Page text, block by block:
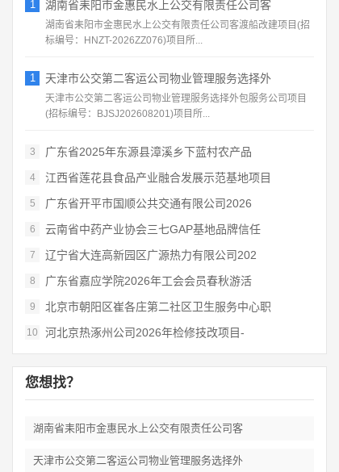
1 湖南省耒阳市金惠民水上公交有限责任公司客
湖南省耒阳市金惠民水上公交有限责任公司客渡船改建项目(招
标编号：HNZT-2026ZZ076)项目所...
1 天津市公交第二客运公司物业管理服务选择外
天津市公交第二客运公司物业管理服务选择外包服务公司项目
(招标编号：BJSJ202608201)项目所...
3 广东省2025年东源县漳溪乡下蓝村农产品
4 江西省莲花县食品产业融合发展示范基地项目
5 广东省开平市国顺公共交通有限公司2026
6 云南省中药产业协会三七GAP基地品牌信任
7 辽宁省大连高新园区广源热力有限公司202
8 广东省嘉应学院2026年工会会员春秋游活
9 北京市朝阳区崔各庄第二社区卫生服务中心职
10 河北京热涿州公司2026年检修技改项目-
您想找？
湖南省耒阳市金惠民水上公交有限责任公司客
天津市公交第二客运公司物业管理服务选择外